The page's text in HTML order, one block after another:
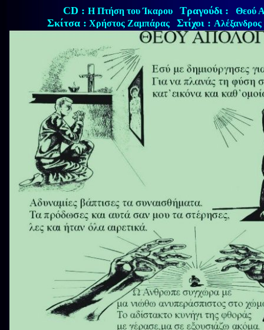
CD : Η Πτήση του Ίκαρου Τραγούδι : Θεού
Σκίτσα : Χρήστος Ζαμπάρας Στίχοι :